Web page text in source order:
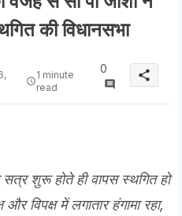
की विधानसभा
1 minute
read
0 share
शुरू होते ही वापस स्थगित हो
विपक्ष में लगातार हंगामा रहा,